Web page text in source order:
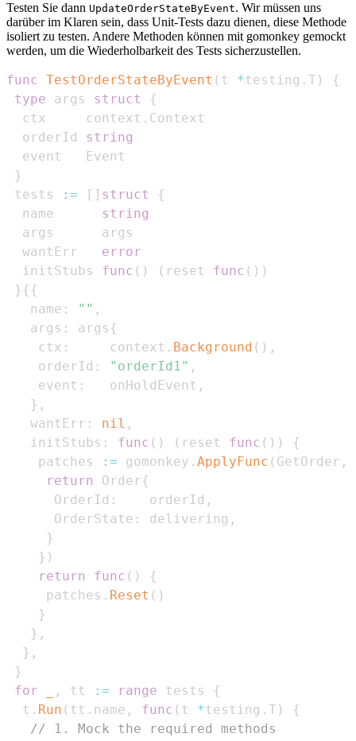
Testen Sie dann UpdateOrderStateByEvent. Wir müssen uns
darüber im Klaren sein, dass Unit-Tests dazu dienen, diese Methode
isoliert zu testen. Andere Methoden können mit gomonkey gemockt
werden, um die Wiederholbarkeit des Tests sicherzustellen.
func TestOrderStateByEvent ( t *testing . T )
{
type args struct
{
  ctx     context
.
  orderId
string
}
tests
:= [ ] struct
{
  name
string
  wantErr
error
  initStubs
func ( ) ( reset func ( ) )
} { {
   name
: "" ,
   args
: args {
    ctx
:
     context
. Background ( ) ,
    orderId
: "orderId1" ,
    event
:
   onHoldEvent
,
} ,
   wantErr
: nil ,
   initStubs
: func ( ) ( reset func ( ) )
{
    patches
:= gomonkey . ApplyFunc ( GetOrder ,
return
Order{
      OrderId
:
    orderId
,
      OrderState
: delivering ,
}
} )
return
func ( )
{
     patches
. Reset ( )
}
} ,
} ,
}
for
, tt := range tests
{
  t
. Run ( tt . name , func ( t *testing . T )
{
// 1. Mock the required methods